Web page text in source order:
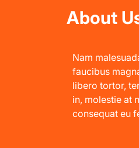
About
Nam
faucibus
libero tortor,
in, molestie at
consequat eu